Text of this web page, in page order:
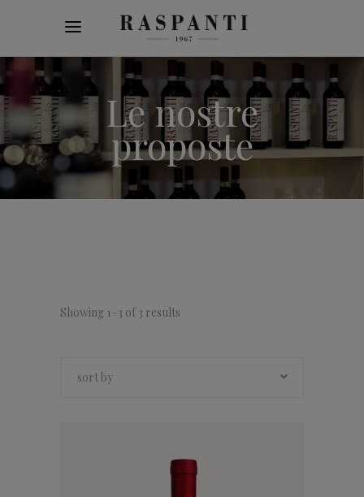
Le nostre
proposte
Showing 1–3 of 3 results
sort by
Articolo aggiunto al carrello!
continua gli acquisti